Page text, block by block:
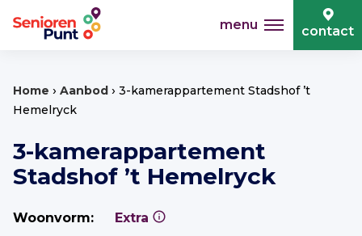
menu contact
Home › Aanbod › 3-kamerappartement Stadshof ’t
Hemelryck
3-kamerappartement
Stadshof ’t Hemelryck
Woonvorm:
Extra